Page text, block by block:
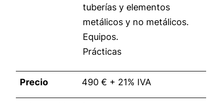
tuberías y elementos
metálicos y no metálicos.
Equipos.
Prácticas
Precio 490 € + 21% IVA